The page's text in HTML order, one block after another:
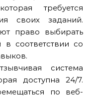
требуется
своих заданий.
право выбирать
в соответствии со
система
доступна 24/7.
по веб-